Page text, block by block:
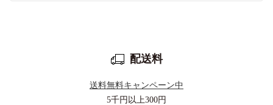
配送料
送料無料キャンペーン中
5千円以上300円